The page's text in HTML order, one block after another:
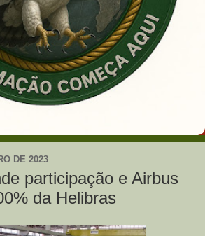
DE 2023
participação e Airbus
da Helibras